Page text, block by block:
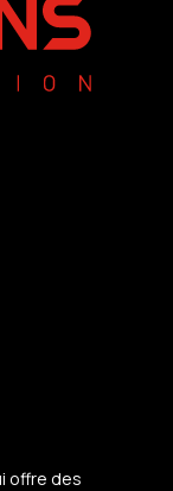
offre des